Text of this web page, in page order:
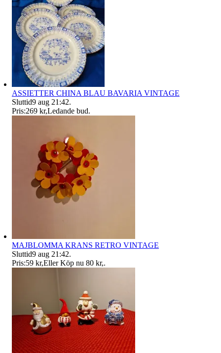
ASSIETTER CHINA BLAU BAVARIA VINTAGE
Sluttid9 aug 21:42.
Pris:269 kr,Ledande bud.
MAJBLOMMA KRANS RETRO VINTAGE
Sluttid9 aug 21:42.
Pris:59 kr,Eller Köp nu 80 kr,.